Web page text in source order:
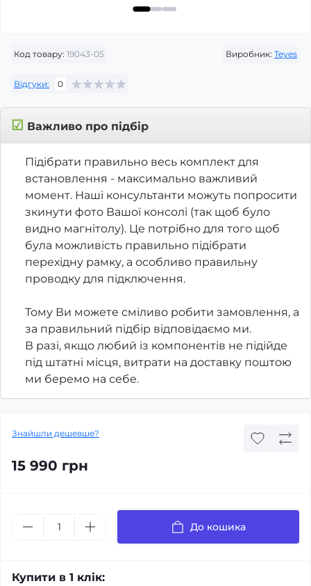
Код товару: 19043-05 Виробник: Teyes
Відгуки: 0
☑ Важливо про підбір
Підібрати правильно весь комплект для
встановлення - максимально важливий
момент. Наші консультанти можуть попросити
зкинути фото Вашої консолі (так щоб було
видно магнітолу). Це потрібно для того щоб
була можливість правильно підібрати
перехідну рамку, а особливо правильну
проводку для підключення.
Тому Ви можете сміливо робити замовлення, а
за правильний підбір відповідаємо ми.
В разі, якщо любий із компонентів не підійде
під штатні місця, витрати на доставку поштою
ми беремо на себе.
Знайшли дешевше?
15 990 грн
До кошика
Купити в 1 клік: